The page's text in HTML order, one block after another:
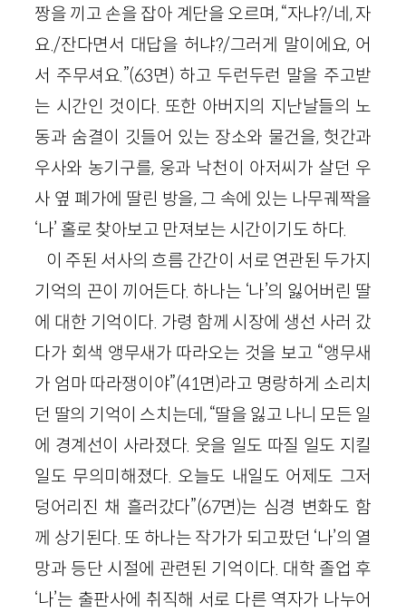
짱을 끼고 손을 잡아 계단을 오르며, “자냐?/네, 자
요./잔다면서 대답을 허냐?/그러게 말이에요, 어
서 주무셔요.”(63면) 하고 두런두런 말을 주고받
는 시간인 것이다. 또한 아버지의 지난날들의 노
동과 숨결이 깃들어 있는 장소와 물건을, 헛간과
우사와 농기구를, 웅과 낙천이 아저씨가 살던 우
사 옆 폐가에 딸린 방을, 그 속에 있는 나무궤짝을
‘나’ 홀로 찾아보고 만져보는 시간이기도 하다.
이 주된 서사의 흐름 간간이 서로 연관된 두가지
기억의 끈이 끼어든다. 하나는 ‘나’의 잃어버린 딸
에 대한 기억이다. 가령 함께 시장에 생선 사러 갔
다가 회색 앵무새가 따라오는 것을 보고 “앵무새
가 엄마 따라쟁이야”(41면)라고 명랑하게 소리치
던 딸의 기억이 스치는데, “딸을 잃고 나니 모든 일
에 경계선이 사라졌다. 웃을 일도 따질 일도 지킬
일도 무의미해졌다. 오늘도 내일도 어제도 그저
덩어리진 채 흘러갔다”(67면)는 심경 변화도 함
께 상기된다. 또 하나는 작가가 되고팠던 ‘나’의 열
망과 등단 시절에 관련된 기억이다. 대학 졸업 후
‘나’는 출판사에 취직해 서로 다른 역자가 나누어